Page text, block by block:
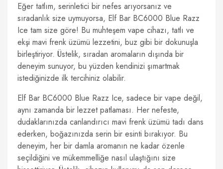
Eğer tatlım, serinletici bir nefes arıyorsanız ve
sıradanlık size uymuyorsa, Elf Bar BC6000 Blue Razz
Ice tam size göre! Bu muhteşem vape cihazı, tatlı ve
ekşi mavi frenk üzümü lezzetini, buz gibi bir dokunuşla
birleştiriyor. Üstelik, sıradan aromaların dışında bir
deneyim sunuyor, bu yüzden kendinizi şımartmak
istediğinizde ilk tercihiniz olabilir.
Elf Bar BC6000 Blue Razz Ice, sadece bir vape değil,
aynı zamanda bir lezzet patlaması. Her nefeste,
dudaklarınızda canlandırıcı mavi frenk üzümü tadı dans
ederken, boğazınızda serin bir esinti bırakıyor. Bu
deneyim, her bir damla aromanın ne kadar özenle
seçildiğini ve mükemmelliğe nasıl ulaştığını size